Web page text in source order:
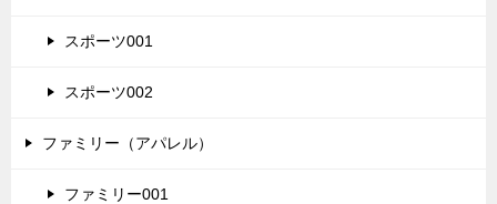
スポーツ001
スポーツ002
ファミリー（アパレル）
ファミリー001